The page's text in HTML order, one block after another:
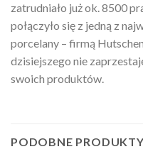
zatrudniało już ok. 8500
połączyło się z jedną z
porcelany – firmą
dzisiejszego nie
swoich produktów.
PODOBNE PRODUKTY